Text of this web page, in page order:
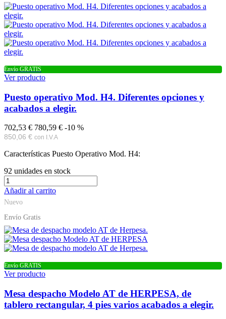
Envío GRATIS
Ver producto
Puesto operativo Mod. H4. Diferentes opciones y
acabados a elegir.
702,53 € 780,59 € -10 %
850,06 € con I.V.A
Características Puesto Operativo Mod. H4:
92 unidades en stock
Añadir al carrito
Nuevo
Envío Gratis
Envío GRATIS
Ver producto
Mesa despacho Modelo AT de HERPESA, de
tablero rectangular, 4 pies varios acabados a elegir.